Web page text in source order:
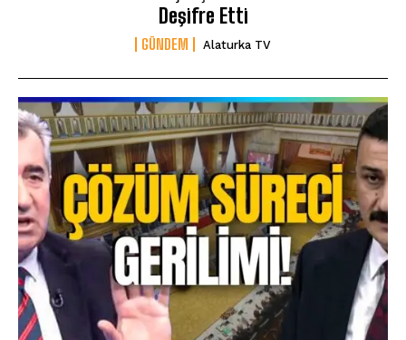
Deşifre Etti
GÜNDEM Alaturka TV